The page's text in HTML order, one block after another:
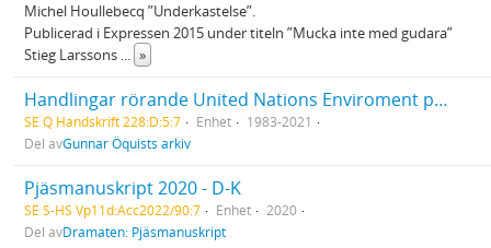
Michel Houllebecq ”Underkastelse”.
Publicerad i Expressen 2015 under titeln ”Mucka inte med gudara”
Stieg Larssons ... »
Handlingar rörande United Nations Enviroment program, UNEP och handlingar rörande Committe for Reserch Policy, CNERP.
SE Q Handskrift 228:D:5:7 Enhet
1983-2021
Del avGunnar Öquists arkiv
Pjäsmanuskript 2020 - D-K
SE S-HS Vp11d:Acc2022/90:7 Enhet
2020
Del avDramaten: Pjäsmanuskript